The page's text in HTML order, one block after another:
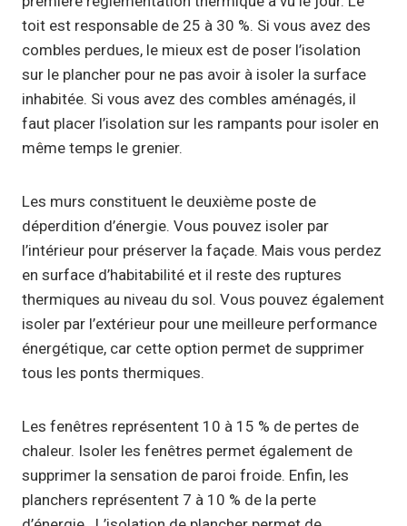
toit est responsable de 25 à 30 %. Si vous avez des
combles perdues, le mieux est de poser l’isolation
sur le plancher pour ne pas avoir à isoler la surface
inhabitée. Si vous avez des combles aménagés, il
faut placer l’isolation sur les rampants pour isoler en
même temps le grenier.
Les murs constituent le deuxième poste de
déperdition d’énergie. Vous pouvez isoler par
l’intérieur pour préserver la façade. Mais vous perdez
en surface d’habitabilité et il reste des ruptures
thermiques au niveau du sol. Vous pouvez également
isoler par l’extérieur pour une meilleure performance
énergétique, car cette option permet de supprimer
tous les ponts thermiques.
Les fenêtres représentent 10 à 15 % de pertes de
chaleur. Isoler les fenêtres permet également de
supprimer la sensation de paroi froide. Enfin, les
planchers représentent 7 à 10 % de la perte